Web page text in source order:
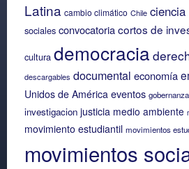
Latina cambio climático Chile
sociales convocatoriacortos de
cultura democracia
descargables documental economía
Unidos de América eventos gobernanza
investigacion justicia medio ambiente
movimiento estudiantil movimientos
movimientos